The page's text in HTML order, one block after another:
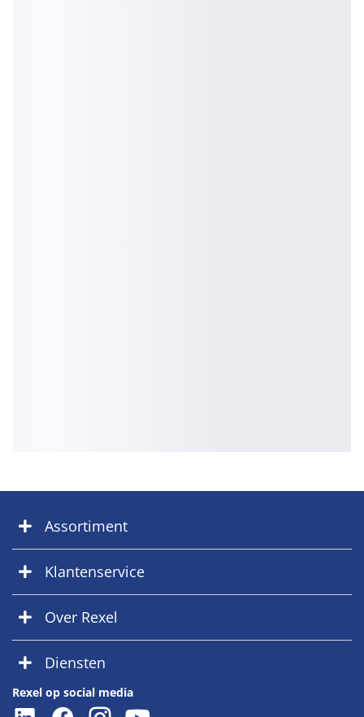
Assortiment
Klantenservice
Over Rexel
Diensten
Rexel op social media